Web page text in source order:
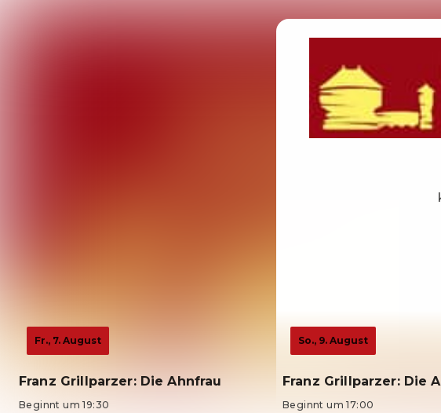
Fr., 7. August
Franz Grillparzer: Die Ahnfrau
Beginnt um 19:30
So., 9. August
Franz Grillparzer: Die
Beginnt um 17:00